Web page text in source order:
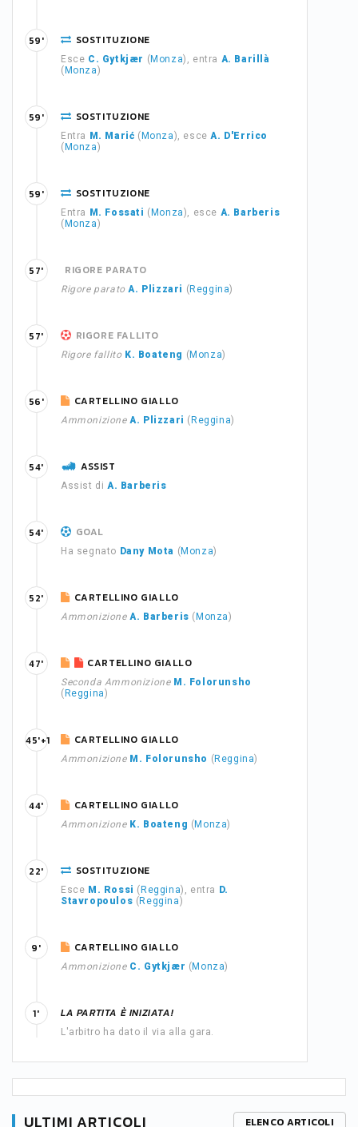
SOSTITUZIONE
Esce C. Gytkjær ( Monza), entra A. Barillà
( Monza)
59'
SOSTITUZIONE
Entra M. Marić ( Monza), esceA. D'Errico
( Monza)
59'
SOSTITUZIONE
Entra M. Fossati ( Monza), esce A. Barberis
( Monza)
59'
RIGORE PARATO
Rigore parato A. Plizzari ( Reggina)
57'
RIGORE FALLITO
Rigore fallito K. Boateng ( Monza)
57'
CARTELLINO GIALLO
Ammonizione A. Plizzari ( Reggina)
56'
ASSIST
Assist di A. Barberis
54'
GOAL
Ha segnato Dany Mota ( Monza)
54'
CARTELLINO GIALLO
Ammonizione A. Barberis ( Monza)
52'
CARTELLINO GIALLO
Seconda Ammonizione M. Folorunsho
( Reggina)
47'
CARTELLINO GIALLO
Ammonizione M. Folorunsho ( Reggina)
45'+1
CARTELLINO GIALLO
Ammonizione K. Boateng ( Monza)
44'
SOSTITUZIONE
Esce M. Rossi ( Reggina), entra
D.
Stavropoulos ( Reggina)
22'
CARTELLINO GIALLO
Ammonizione C. Gytkjær ( Monza)
9'
LA PARTITA È INIZIATA!
L'arbitro ha dato il via alla gara.
1'
ULTIMI ARTICOLI ELENCO ARTICOLI